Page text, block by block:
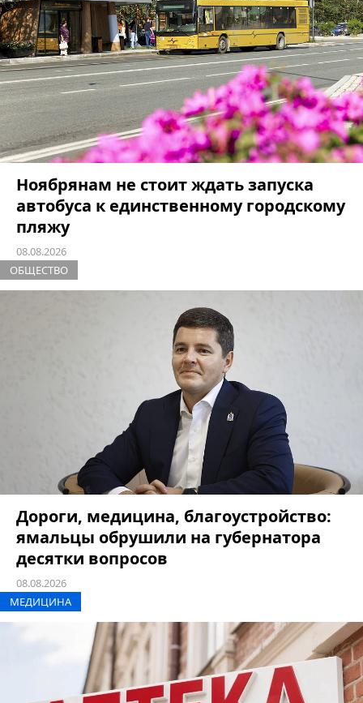
Ноябрянам не стоит ждать запуска
автобуса к единственному городскому
пляжу
08.08.2026
ОБЩЕСТВО
Дороги, медицина, благоустройство:
ямальцы обрушили на губернатора
десятки вопросов
08.08.2026
МЕДИЦИНА